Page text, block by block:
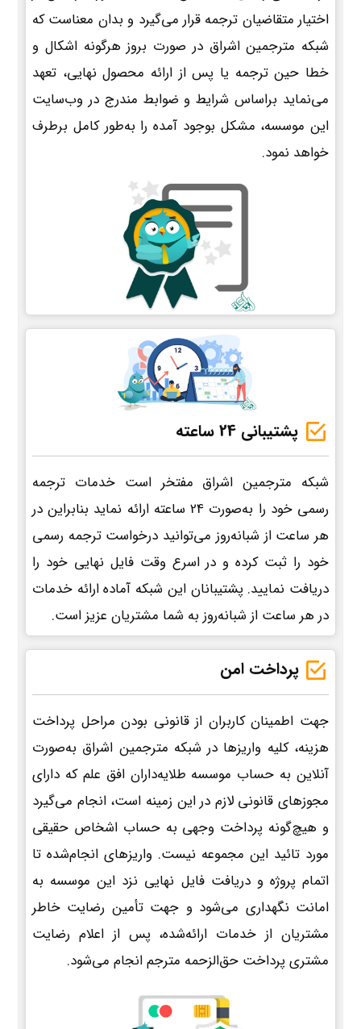
اختیار متقاضیان ترجمه قرار می‌گیرد و بدان معناست که
شبکه مترجمین اشراق در صورت بروز هرگونه اشکال و
خطا حین ترجمه یا پس از ارائه محصول نهایی، تعهد
می‌نماید براساس شرایط و ضوابط مندرج در وب‌سایت
این موسسه، مشکل بوجود آمده را به‌طور کامل برطرف
خواهد نمود.
پشتیبانی 24 ساعته
شبکه مترجمین اشراق مفتخر است خدمات ترجمه
رسمی خود را به‌صورت 24 ساعته ارائه نماید بنابراین در
هر ساعت از شبانه‌روز می‌توانید درخواست ترجمه رسمی
خود را ثبت کرده و در اسرع وقت فایل نهایی خود را
دریافت نمایید. پشتیبانان این شبکه آماده ارائه خدمات
در هر ساعت از شبانه‌روز به شما مشتریان عزیز است.
پرداخت امن
جهت اطمینان کاربران از قانونی بودن مراحل پرداخت
هزینه، کلیه واریزها در شبکه مترجمین اشراق به‌صورت
آنلاین به حساب موسسه طلایه‌داران افق علم که دارای
مجوزهای قانونی لازم در این زمینه است، انجام می‌گیرد
و هیچ‌گونه پرداخت وجهی به حساب اشخاص حقیقی
مورد تائید این مجموعه نیست. واریزهای انجام‌شده تا
اتمام پروژه و دریافت فایل نهایی نزد این موسسه به
امانت نگهداری می‌شود و جهت تأمین رضایت خاطر
مشتریان از خدمات ارائه‌شده، پس از اعلام رضایت
مشتری پرداخت حق‌الزحمه مترجم انجام می‌شود.